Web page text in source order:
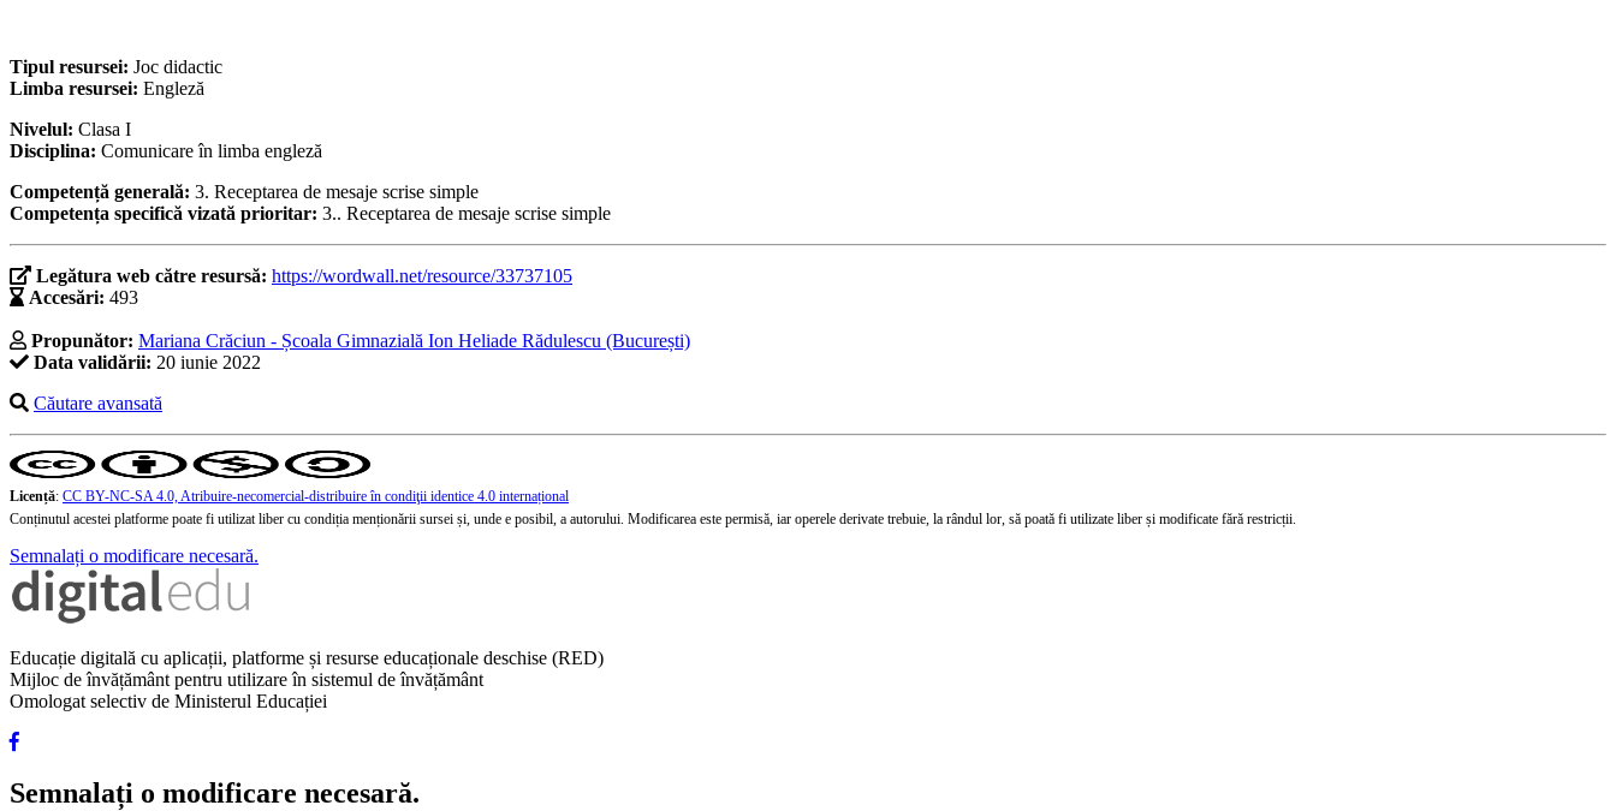
Tipul resursei: Joc didactic
Limba resursei: Engleză
Nivelul: Clasa I
Disciplina: Comunicare în limba engleză
Competență generală: 3. Receptarea de mesaje scrise simple
Competența specifică vizată prioritar: 3.. Receptarea de mesaje scrise simple
Legătura web către resursă: https://wordwall.net/resource/33737105
Accesări: 493
Propunător: Mariana Crăciun - Școala Gimnazială Ion Heliade Rădulescu (București)
Data validării: 20 iunie 2022
Căutare avansată
Licență: CC BY-NC-SA 4.0, Atribuire-necomercial-distribuire în condiţii identice 4.0 internațional
Conținutul acestei platforme poate fi utilizat liber cu condiția menționării sursei și, unde e posibil, a autorului. Modificarea este permisă, iar operele derivate trebuie, la rândul lor, să poată fi utilizate liber și modificate fără restricții.
Semnalați o modificare necesară.
Educație digitală cu aplicații, platforme și resurse educaționale deschise (RED)
Mijloc de învățământ pentru utilizare în sistemul de învățământ
Omologat selectiv de Ministerul Educației
Semnalați o modificare necesară.